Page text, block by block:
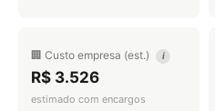
🏢 Custo empresa (est.) i
R$ 3.526
estimado com encargos